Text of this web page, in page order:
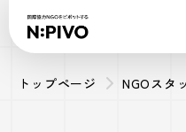
トップページ NGOスタ